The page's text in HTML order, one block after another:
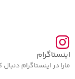
اینستاگرام
مارا در اینستاگرام دنبال